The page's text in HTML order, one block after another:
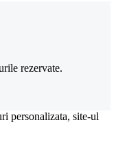
rezervate.
personalizata, site-ul